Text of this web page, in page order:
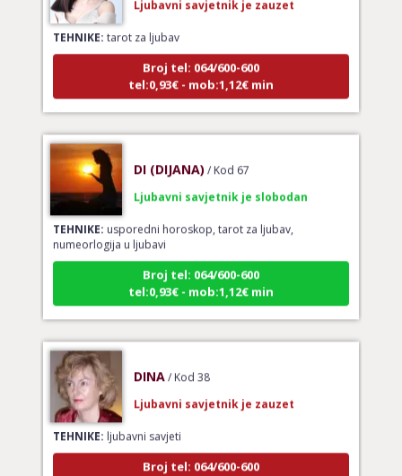
TEHNIKE:tarot za ljubav
Broj tel: 064/600-600
tel:0,93€ - mob:1,12€ min
Ljubavni savjetnik je slobodan
TEHNIKE:usporedni horoskop, tarot za ljubav,
numeorlogija u ljubavi
Broj tel: 064/600-600
tel:0,93€ - mob:1,12€ min
TEHNIKE:ljubavni savjeti
Broj tel: 064/600-600
tel:0,93€ - mob:1,12€ min